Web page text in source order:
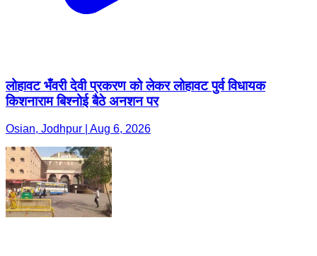
लोहावट भँवरी देवी प्रकरण को लेकर लोहावट पुर्व विधायक
किशनाराम बिश्नोई बैठे अनशन पर
Osian, Jodhpur | Aug 6, 2026